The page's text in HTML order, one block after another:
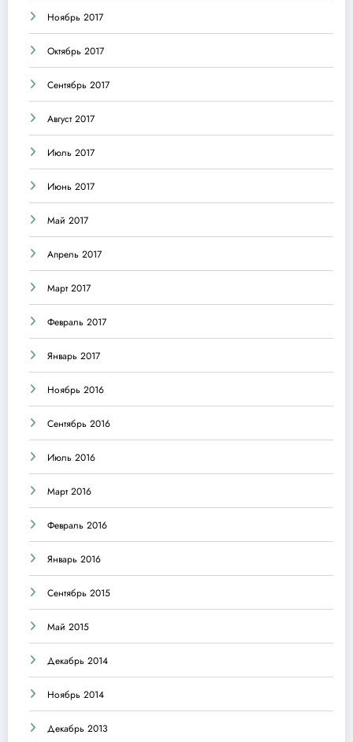
Ноябрь 2017
Октябрь 2017
Сентябрь 2017
Август 2017
Июль 2017
Июнь 2017
Май 2017
Апрель 2017
Март 2017
Февраль 2017
Январь 2017
Ноябрь 2016
Сентябрь 2016
Июль 2016
Март 2016
Февраль 2016
Январь 2016
Сентябрь 2015
Май 2015
Декабрь 2014
Ноябрь 2014
Декабрь 2013